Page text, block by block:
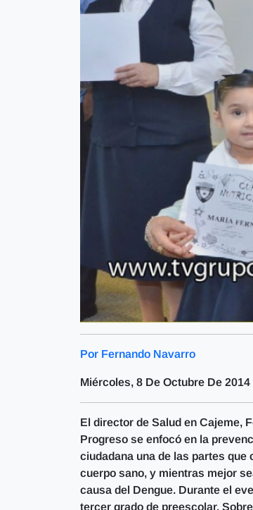
Por Fernando Navarro
Miércoles, 8 De Octubre De 2014
El director de Salud en Cajeme,
Progreso se enfocó en la
ciudadana una de las partes que
cuerpo sano, y mientras mejor
causa del Dengue. Durante el
tercer grado de preescolar.